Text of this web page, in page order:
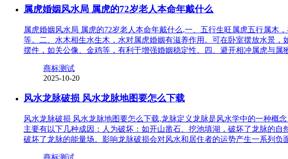
属虎婚姻风水局 属虎的72岁老人本命年戴什么
属虎婚姻风水局 属虎的72岁老人本命年戴什么,一、五行生旺属虎五行属
等。二、水木相生水生木，水对属虎婚姻有滋养作用。可在卧室摆放水景
摆件，如关公像、金鸡等，有利于增强婚姻稳定性。四、避开相冲属虎与
商标测试
2025-10-20
风水龙脉破损 风水龙脉地图要怎么下载
风水龙脉破损 风水龙脉地图要怎么下载,龙脉定义龙脉是风水学中的一种概
主要有以下几种成因：人为破坏：如开山凿石、挖池填湖，破坏了龙脉的
破坏了龙脉的能量场。影响龙脉破损会对风水和居住者的运势产生一系列
商标测试